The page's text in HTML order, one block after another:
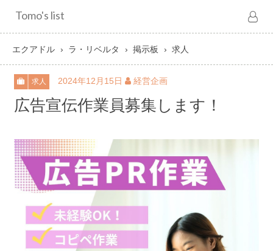
Tomo's list
エクアドル ラ・リベルタ 掲示板 求人
求人 2024年12月15日 経営企画
広告宣伝作業員募集します！